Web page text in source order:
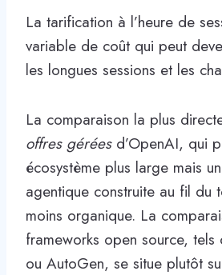
La tarification à l’heure de
variable de coût qui peut
les longues sessions et les
La comparaison la plus
offres gérées d’OpenAI, qui
écosystème plus large mais
agentique construite au fil du
moins organique. La
frameworks open source, tels
ou AutoGen, se situe plutôt